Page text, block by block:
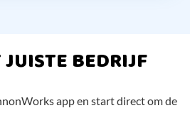
BEDRIJF
app en start direct om de